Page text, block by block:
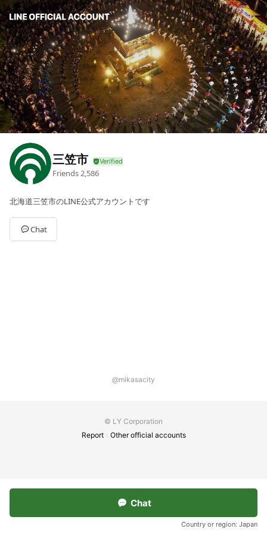
三笠市
Friends2,586
北海道三笠市のLINE公式アカウントです
Chat
@mikasacity
© LY Corporation
Report
Other official accounts
Chat
Country or region: Japan